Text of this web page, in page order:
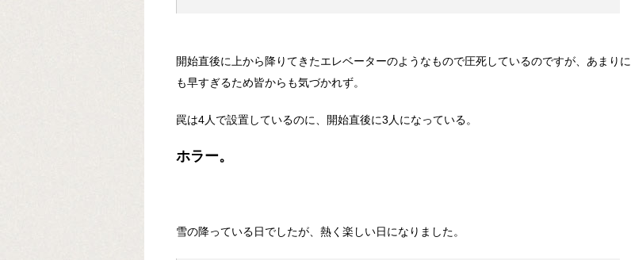
開始直後に上から降りてきたエレベーターのようなもので圧死しているのですが、あまりに
も早すぎるため皆からも気づかれず。
罠は4人で設置しているのに、開始直後に3人になっている。
ホラー。
雪の降っている日でしたが、熱く楽しい日になりました。